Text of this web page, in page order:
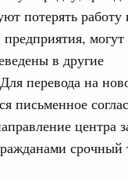
потерять работу
в другие
перевода на
письменное
центра
срочный
р
понедельник
торговли.
штаб по